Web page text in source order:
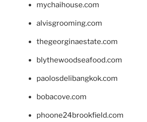
mychaihouse.com
alvisgrooming.com
thegeorginaestate.com
blythewoodseafood.com
paolosdelibangkok.com
bobacove.com
phoone24brookfield.com